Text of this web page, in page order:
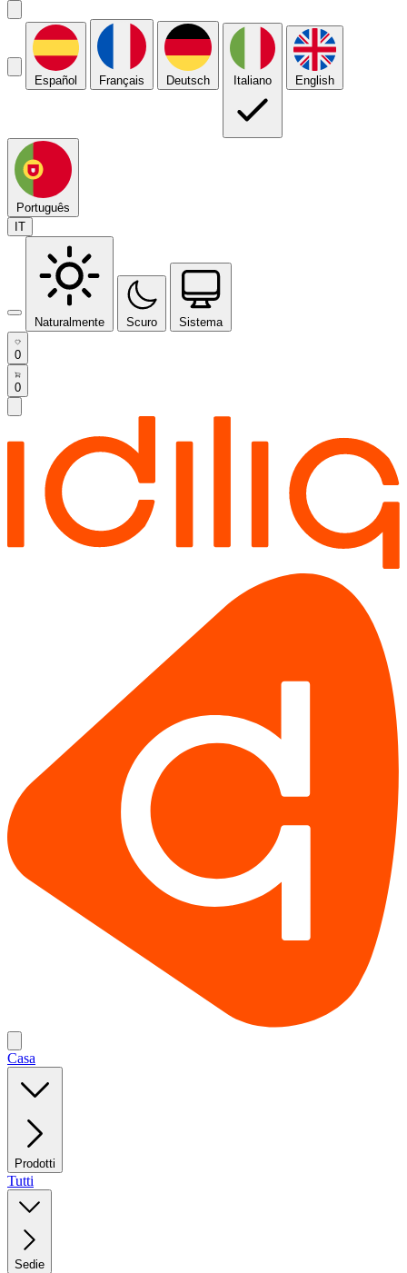
Español Français Deutsch Italiano English
Português
IT
Naturalmente Scuro Sistema
0
0
Casa
Prodotti
Tutti
Sedie